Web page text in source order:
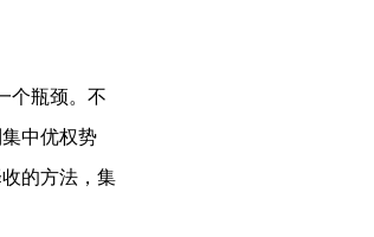
个瓶颈。不
中优权势
的方法，集